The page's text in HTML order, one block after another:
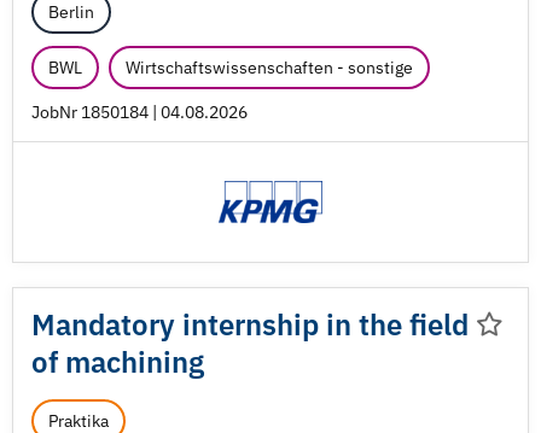
Berlin
BWL Wirtschaftswissenschaften - sonstige
JobNr 1850184 | 04.08.2026
Mandatory internship in the field
of machining
Praktika